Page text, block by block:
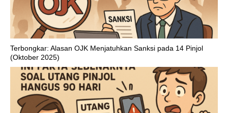
Terbongkar: Alasan OJK Menjatuhkan Sanksi pada 14 Pinjol
(Oktober 2025)